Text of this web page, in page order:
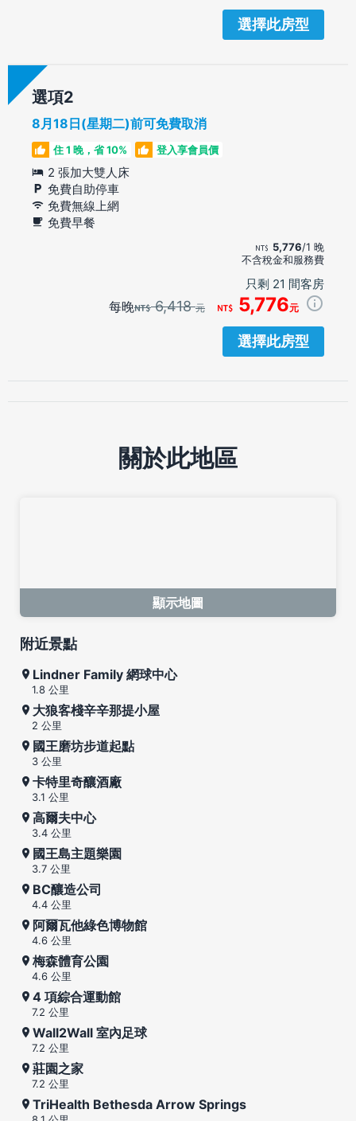
選擇此房型
選項
8月18日(星期二)前可免費取消
住 1 晚，省 10% 登入享會員價
2 張加大雙人床
免費自助停車
免費無線上網
免費早餐
5,776/1 晚
不含稅金和服務費
只剩 21 間客房
每晚 6,418元 5,776元
選擇此房型
關於此地區
顯示地圖
附近景點
Lindner Family 網球中心
1.8 公里
大狼客棧辛辛那提小屋
2 公里
國王磨坊步道起點
3 公里
卡特里奇釀酒廠
3.1 公里
高爾夫中心
3.4 公里
國王島主題樂園
3.7 公里
BC釀造公司
4.4 公里
阿爾瓦他綠色博物館
4.6 公里
梅森體育公園
4.6 公里
4 項綜合運動館
7.2 公里
Wall2Wall 室內足球
7.2 公里
莊園之家
7.2 公里
TriHealth Bethesda Arrow Springs